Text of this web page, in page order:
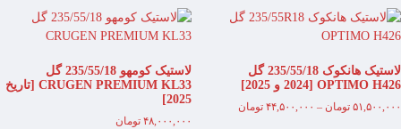
لاستیک هانکوک 235/55/18 گل
OPTIMO H426 [2024 و 2025]
۵۱,۵۰۰,۰۰۰ تومان – ۴۴,۵۰۰,۰۰۰ تومان
لاستیک کومهو 235/55/18 گل
CRUGEN PREMIUM KL33 [تاریخ
2025]
۴۸,۰۰۰,۰۰۰ تومان